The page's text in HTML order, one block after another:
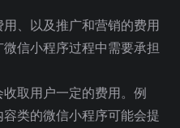
、以及推广和营销的费用
信小程序过程中需要承担
取用户一定的费用。例
类的微信小程序可能会提